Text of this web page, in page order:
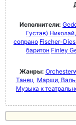
Исполнители:
Густав)
сопрано Fischer-
баритон Finley
Жанры:
Танец Марши,
Музыка к